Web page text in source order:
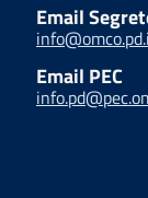
Email
Email PEC